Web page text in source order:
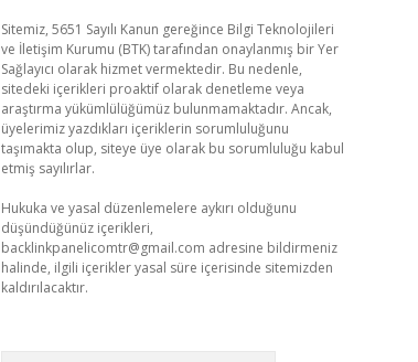
Sitemiz, 5651 Sayılı Kanun gereğince Bilgi Teknolojileri
ve İletişim Kurumu (BTK) tarafından onaylanmış bir Yer
Sağlayıcı olarak hizmet vermektedir. Bu nedenle,
sitedeki içerikleri proaktif olarak denetleme veya
araştırma yükümlülüğümüz bulunmamaktadır. Ancak,
üyelerimiz yazdıkları içeriklerin sorumluluğunu
taşımakta olup, siteye üye olarak bu sorumluluğu kabul
etmiş sayılırlar.
Hukuka ve yasal düzenlemelere aykırı olduğunu
düşündüğünüz içerikleri,
backlinkpanelicomtr@gmail.com adresine bildirmeniz
halinde, ilgili içerikler yasal süre içerisinde sitemizden
kaldırılacaktır.